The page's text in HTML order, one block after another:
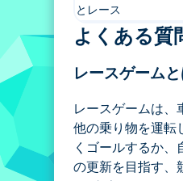
とレース
よくある質
レースゲーム
レースゲームは、
他の乗り物を運転
くゴールするか、
の更新を目指す、